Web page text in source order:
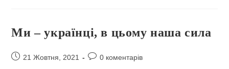
Нашому
Ми – українці, в цьому наша сила
Запис21 Жовтня, 2021
Коментарі
0 коментарів